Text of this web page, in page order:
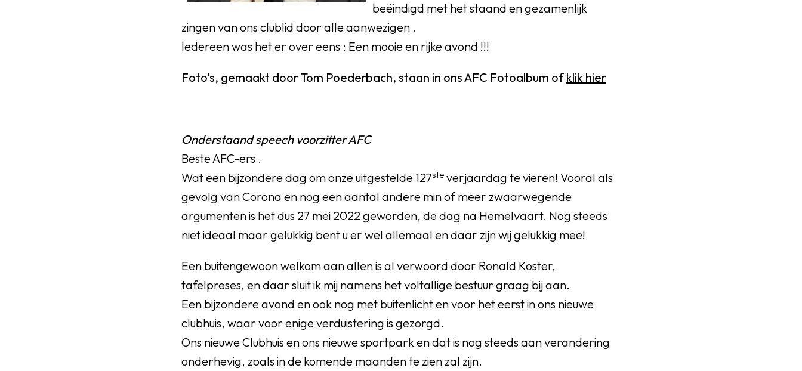
beëindigd met het staand en gezamenlijk
zingen van ons clublid door alle aanwezigen .
Iedereen was het er over eens : Een mooie en rijke avond !!!
Foto's, gemaakt door Tom Poederbach, staan in ons AFC Fotoalbum of klik hier
Onderstaand speech voorzitter AFC
Beste AFC-ers .
Wat een bijzondere dag om onze uitgestelde 127ste verjaardag te vieren! Vooral als
gevolg van Corona en nog een aantal andere min of meer zwaarwegende
argumenten is het dus 27 mei 2022 geworden, de dag na Hemelvaart. Nog steeds
niet ideaal maar gelukkig bent u er wel allemaal en daar zijn wij gelukkig mee!
Een buitengewoon welkom aan allen is al verwoord door Ronald Koster,
tafelpreses, en daar sluit ik mij namens het voltallige bestuur graag bij aan.
Een bijzondere avond en ook nog met buitenlicht en voor het eerst in ons nieuwe
clubhuis, waar voor enige verduistering is gezorgd.
Ons nieuwe Clubhuis en ons nieuwe sportpark en dat is nog steeds aan verandering
onderhevig, zoals in de komende maanden te zien zal zijn.